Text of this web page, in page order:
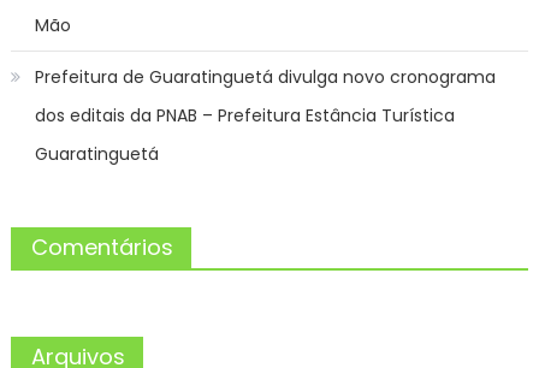
Mão
Prefeitura de Guaratinguetá divulga novo cronograma
dos editais da PNAB – Prefeitura Estância Turística
Guaratinguetá
Comentários
Arquivos